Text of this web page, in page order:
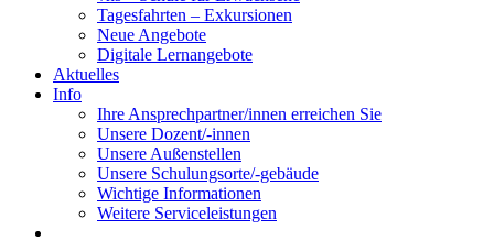
Tagesfahrten – Exkursionen
Neue Angebote
Digitale Lernangebote
Aktuelles
Info
Ihre Ansprechpartner/innen erreichen Sie
Unsere Dozent/-innen
Unsere Außenstellen
Unsere Schulungsorte/-gebäude
Wichtige Informationen
Weitere Serviceleistungen